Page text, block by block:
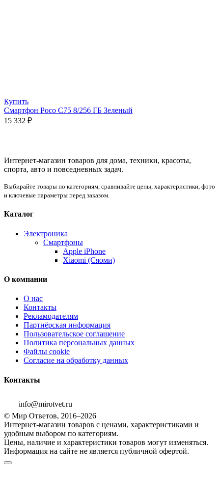
Купить
Смартфон Poco C75 8/256 ГБ Зеленый
15 332 ₽
Интернет-магазин товаров для дома, техники, красоты,
спорта, авто и повседневных задач.
Выбирайте товары по категориям, сравнивайте цены, характеристики, фото
и ключевые параметры перед заказом.
Каталог
Электроника
Смартфоны
Apple iPhone
Xiaomi (Сяоми)
О компании
О нас
Контакты
Рекламодателям
Партнёрская информация
Пользовательское соглашение
Политика персональных данных
Файлы cookie
Согласие на обработку данных
Контакты
info@mirotvet.ru
© Мир Ответов, 2016–2026
Интернет-магазин товаров с ценами, характеристиками и
удобным выбором по категориям.
Цены, наличие и характеристики товаров могут изменяться.
Информация на сайте не является публичной офертой.